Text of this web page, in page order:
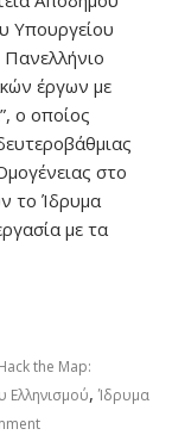
Υπουργείου
Πανελλήνιο
έργων με
ο οποίος
στο
το Ίδρυμα
με τα
the Map:
Ελληνισμού,Ίδρυμα